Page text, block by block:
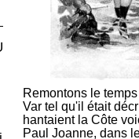
Remontons le
Var tel qu'il était
hantaient la Côte
Paul Joanne, dans